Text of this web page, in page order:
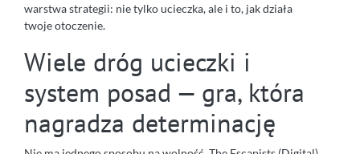
warstwa strategii: nie tylko ucieczka, ale i to, jak działa
twoje otoczenie.
Wiele dróg ucieczki i
system posad — gra, która
nagradza determinację